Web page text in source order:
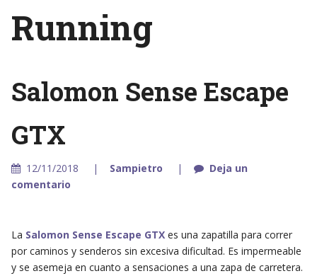
Running
Salomon Sense Escape
GTX
12/11/2018 Sampietro
Deja un
comentario
La Salomon Sense Escape GTXes una zapatilla para correr
por caminos y senderos sin excesiva dificultad. Es impermeable
y se asemeja en cuanto a sensaciones a una zapa de carretera.